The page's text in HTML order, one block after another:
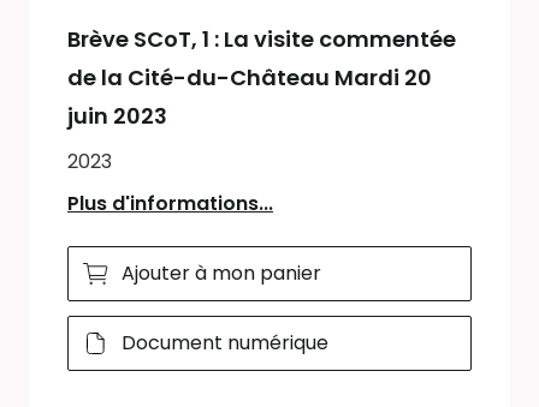
Brève SCoT, 1 : La visite commentée
de la Cité-du-Château Mardi 20
juin 2023
2023
Plus d'informations...
Ajouter à mon panier
Document numérique